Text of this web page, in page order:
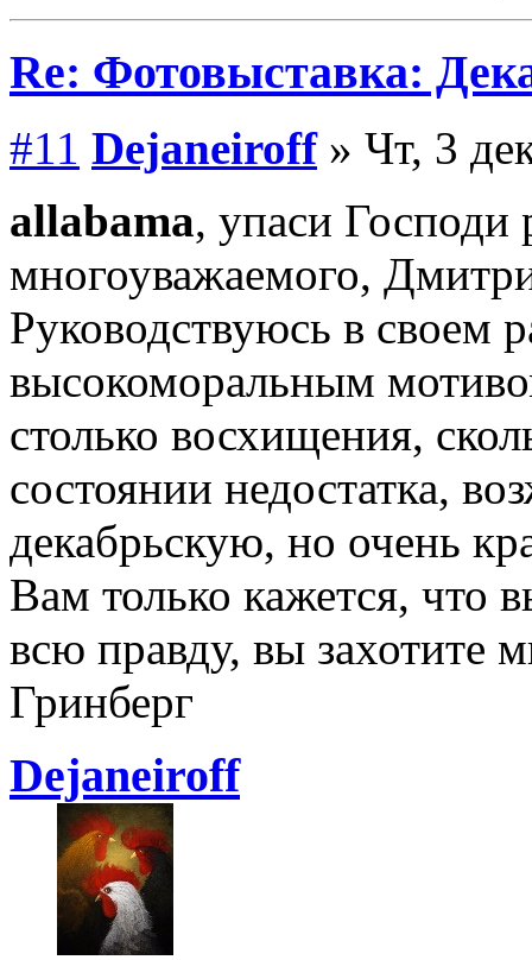
Re: Фотовыставка:
#11 Dejаneiroff» Чт, 3
allabama, упаси Господи
многоуважаемого,
Руководствуюсь в своем
высокоморальным
столько восхищения,
состоянии недостатка,
декабрьскую, но очень
Вам только кажется, что
всю правду, вы захотите
Гринберг
Dejаneiroff